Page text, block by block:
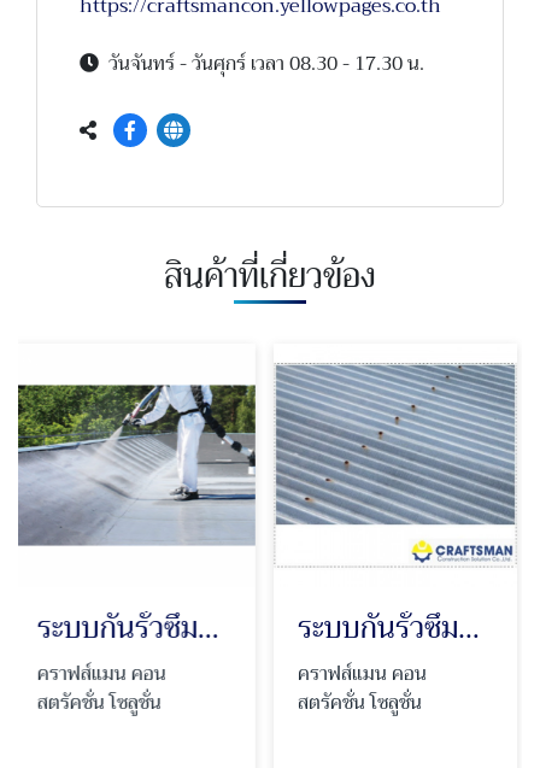
วันจันทร์ - วันศุกร์ เวลา 08.30 - 17.30 น.
สินค้าที่เกี่ยวข้อง
ระบบกันรั่วซึมคุณภาพสูง Polyurea ระบบกันรั่วซึมหลังคาเมทัลชีท
คราฟส์แมน คอน
สตรัคชั่น โซลูชั่น
คราฟส์แมน คอน
สตรัคชั่น โซลูชั่น